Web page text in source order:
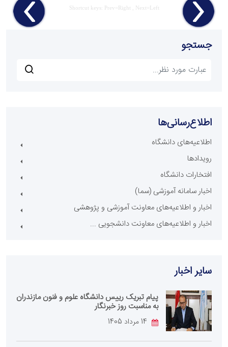
Shortcut keys: Prev=Right , Next=Left
جستجو
اطلاع‌رسانی‌ها
اطلاعیه‌های دانشگاه
رویدادها
افتخارات دانشگاه
اخبار سامانه آموزشی (سما)
اخبار و اطلاعیه‌های معاونت آموزشی و پژوهشی
اخبار و اطلاعیه‌های معاونت دانشجویی ...
سایر اخبار
پیام تبریک رییس دانشگاه علوم و فنون مازندران
به مناسبت روز خبرنگار